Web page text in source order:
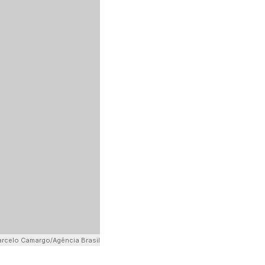
Camargo/Agência Brasil